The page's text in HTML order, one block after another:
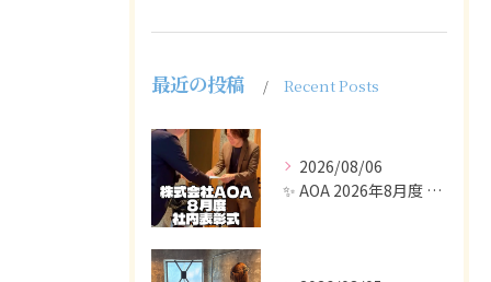
最近の投稿 Recent Posts
2026/08/06
✨ AOA 2026年8月度 表彰式レポート ✨